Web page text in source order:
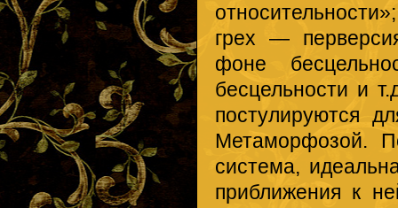
грех —
фоне
бесцельности и
постулируются
Метаморфозой.
система,
приближения к